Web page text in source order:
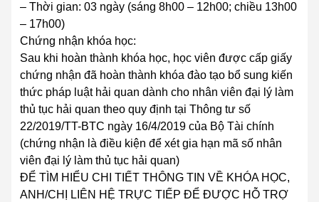
– Thời gian: 03 ngày (sáng 8h00 – 12h00; chiều 13h00
– 17h00)
Chứng nhận khóa học:
Sau khi hoàn thành khóa học, học viên được cấp giấy
chứng nhận đã hoàn thành khóa đào tạo bổ sung kiến
thức pháp luật hải quan dành cho nhân viên đại lý làm
thủ tục hải quan theo quy định tại Thông tư số
22/2019/TT-BTC ngày 16/4/2019 của Bộ Tài chính
(chứng nhận là điều kiện để xét gia hạn mã số nhân
viên đại lý làm thủ tục hải quan)
ĐỂ TÌM HIỂU CHI TIẾT THÔNG TIN VỀ KHÓA HỌC,
ANH/CHỊ LIÊN HỆ TRỰC TIẾP ĐỂ ĐƯỢC HỖ TRỢ